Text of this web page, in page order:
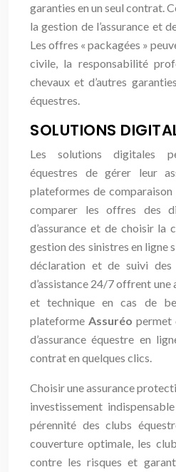
garanties en un seul contrat.
la gestion de l’assurance et
Les offres « packagées »
civile, la responsabilité
chevaux et d’autres
équestres.
SOLUTIONS
Les solutions digitales
équestres de gérer leur
plateformes de
comparer les offres des
d’assurance et de choisir la
gestion des sinistres en ligne
déclaration et de suivi des
d’assistance 24/7 offrent une
et technique en cas de
plateforme Assuréo permet
d’assurance équestre en
contrat en quelques clics.
Choisir une assurance
investissement
pérennité des clubs
couverture optimale, les
contre les risques et